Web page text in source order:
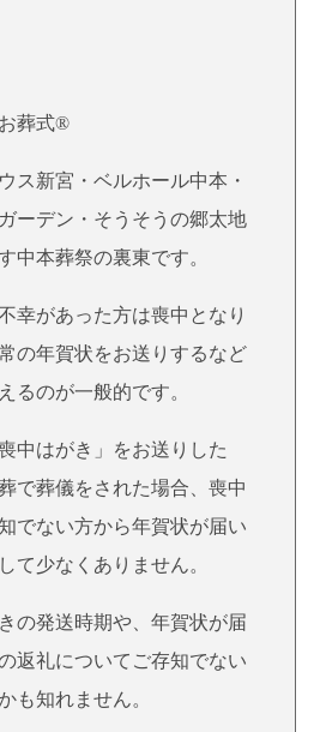
葬式®
ス新宮・ベルホール中本・
ーデン・そうそうの郷太地
中本葬祭の裏東です。
幸があった方は喪中となり
の年賀状をお送りするなど
るのが一般的です。
中はがき」をお送りした
で葬儀をされた場合、喪中
でない方から年賀状が届い
て少なくありません。
の発送時期や、年賀状が届
返礼についてご存知でない
も知れません。